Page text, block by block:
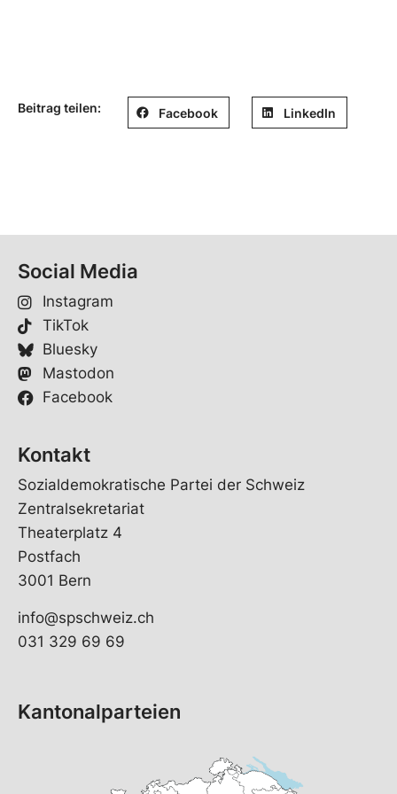
Beitrag teilen: Facebook LinkedIn
Social Media
Instagram
TikTok
Bluesky
Mastodon
Facebook
Kontakt
Sozialdemokratische Partei der Schweiz
Zentralsekretariat
Theaterplatz 4
Postfach
3001 Bern
info@spschweiz.ch
031 329 69 69
Kantonalparteien